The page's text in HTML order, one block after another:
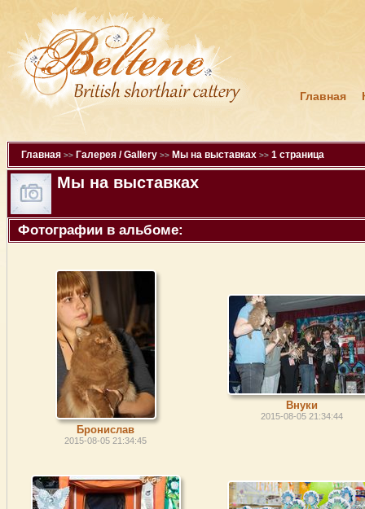
Главная
Главная >> Галерея / Gallery >> Мы на выставках >> 1 страница
Мы на выставках
Фотографии в альбоме:
Бронислав
2015-08-05 21:34:45
Внуки
2015-08-05 21:34:44